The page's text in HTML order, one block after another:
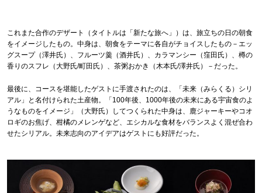
これまた合作のデザート（タイトルは「新たな旅へ」）は、旅立ちの日の朝食
をイメージしたもの。中身は、朝食をテーマに各自がチョイスしたもの－エッ
グスープ（澤井氏）、フルーツ羹（酒井氏）、カラマンシー（窪田氏）、樽の
香りのスフレ（大野氏/町田氏）、茶粥おかき（木本氏/澤井氏）－だった。
最後に、コースを堪能したゲストに手渡されたのは、「未来（みらくる）シリ
アル」と名付けられた土産物。「100年後、1000年後の未来にある宇宙食のよ
うなものをイメージ」（大野氏）してつくられた中身は、鹿ジャーキーやコオ
ロギのお焦げ、柑橘のメレンゲなど、エシカルな食材をバランスよく混ぜ合わ
せたシリアル。未来志向のアイデアはゲストにも好評だった。